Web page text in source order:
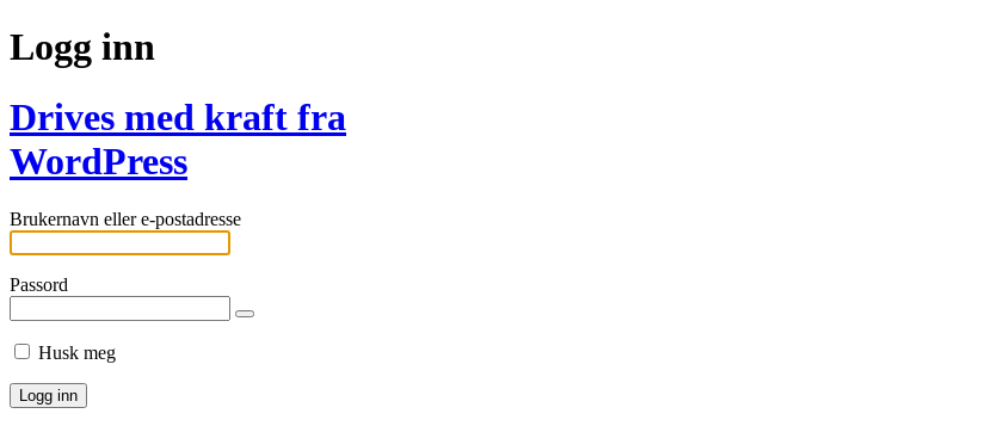
Logg inn
Drives med kraft fra
WordPress
Brukernavn eller e-postadresse
Passord
Husk meg